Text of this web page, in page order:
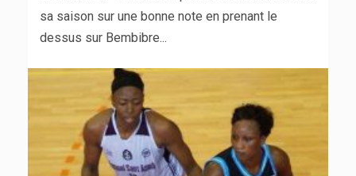
sa saison sur une bonne note en prenant le
dessus sur Bembibre...